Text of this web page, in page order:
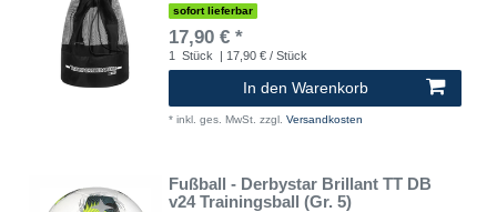
sofort lieferbar
17,90 € *
1 Stück | 17,90 € / Stück
In den Warenkorb
* inkl. ges. MwSt. zzgl. Versandkosten
Fußball - Derbystar Brillant TT DB
v24 Trainingsball (Gr. 5)